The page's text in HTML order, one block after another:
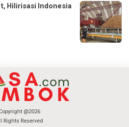
Hilirisasi Indonesia
@2026
Rights Reserved